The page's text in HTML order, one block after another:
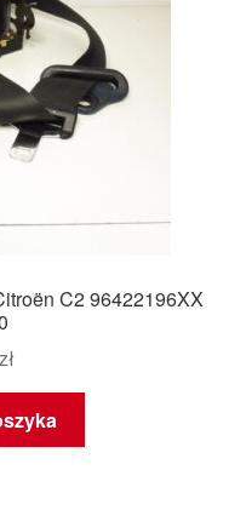
C2 96422196XX
zł